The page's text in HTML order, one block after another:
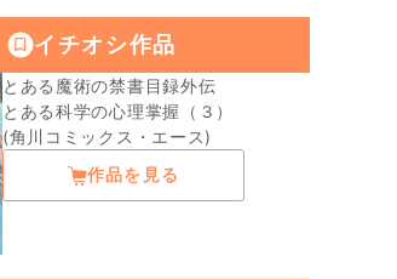
イチオシ作品
とある魔術の禁書目録外伝
とある科学の心理掌握（３）
(角川コミックス・エース)
作品を見る